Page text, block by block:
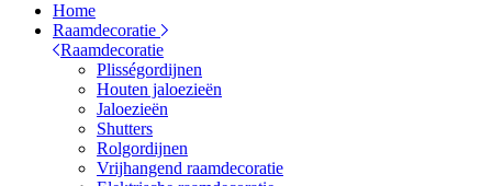
Home
Raamdecoratie
Raamdecoratie
Plisségordijnen
Houten jaloezieën
Jaloezieën
Shutters
Rolgordijnen
Vrijhangend raamdecoratie